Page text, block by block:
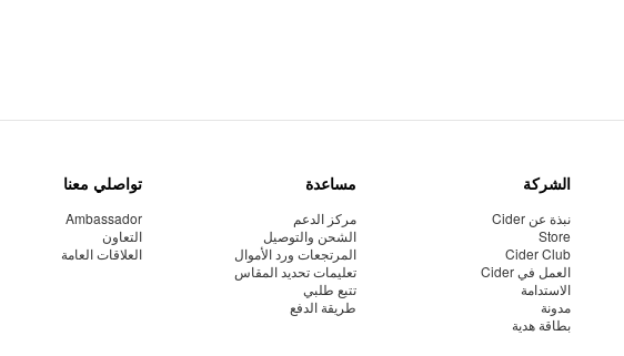
الشركة
نبذة عن Cider
Store
Cider Club
العمل في Cider
الاستدامة
مدونة
بطاقة هدية
مساعدة
مركز الدعم
الشحن والتوصيل
المرتجعات ورد الأموال
تعليمات تحديد المقاس
تتبع طلبي
طريقة الدفع
تواصلي معنا
Ambassador
التعاون
العلاقات العامة